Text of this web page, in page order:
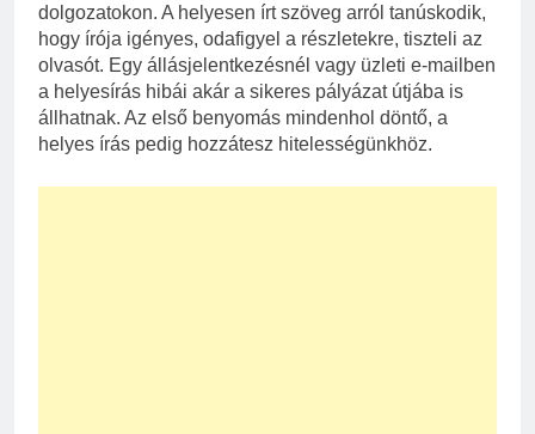
dolgozatokon. A helyesen írt szöveg arról tanúskodik,
hogy írója igényes, odafigyel a részletekre, tiszteli az
olvasót. Egy állásjelentkezésnél vagy üzleti e-mailben
a helyesírás hibái akár a sikeres pályázat útjába is
állhatnak. Az első benyomás mindenhol döntő, a
helyes írás pedig hozzátesz hitelességünkhöz.